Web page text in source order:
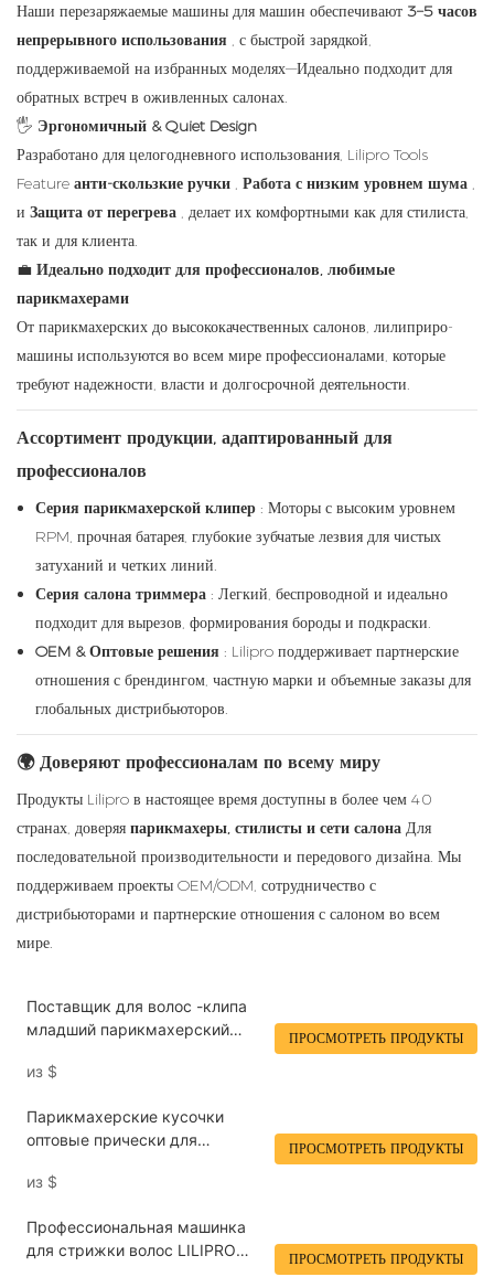
Наши перезаряжаемые машины для машин обеспечивают 3–5 часов
непрерывного использования , с быстрой зарядкой,
поддерживаемой на избранных моделях—Идеально подходит для
обратных встреч в оживленных салонах.
🖐️ Эргономичный & Quiet Design
Разработано для целогодневного использования, Lilipro Tools
Feature анти-скользкие ручки , Работа с низким уровнем шума ,
и Защита от перегрева , делает их комфортными как для стилиста,
так и для клиента.
💼 Идеально подходит для профессионалов, любимые
парикмахерами
От парикмахерских до высококачественных салонов, лилиприро-
машины используются во всем мире профессионалами, которые
требуют надежности, власти и долгосрочной деятельности.
Ассортимент продукции, адаптированный для
профессионалов
Серия парикмахерской клипер : Моторы с высоким уровнем
RPM, прочная батарея, глубокие зубчатые лезвия для чистых
затуханий и четких линий.
Серия салона триммера : Легкий, беспроводной и идеально
подходит для вырезов, формирования бороды и подкраски.
OEM & Оптовые решения : Lilipro поддерживает партнерские
отношения с брендингом, частную марки и объемные заказы для
глобальных дистрибьюторов.
🌍 Доверяют профессионалам по всему миру
Продукты Lilipro в настоящее время доступны в более чем 40
странах, доверяя парикмахеры, стилисты и сети салона Для
последовательной производительности и передового дизайна. Мы
поддерживаем проекты OEM/ODM, сотрудничество с
дистрибьюторами и партнерские отношения с салоном во всем
мире.
Поставщик для волос -клипа
младший парикмахерский
из $
ПРОСМОТРЕТЬ ПРОДУКТЫ
Парикмахерские кусочки
оптовые прически для
из $
ПРОСМОТРЕТЬ ПРОДУКТЫ
Профессиональная машинка
для стрижки волос LILIPRO
ПРОСМОТРЕТЬ ПРОДУКТЫ